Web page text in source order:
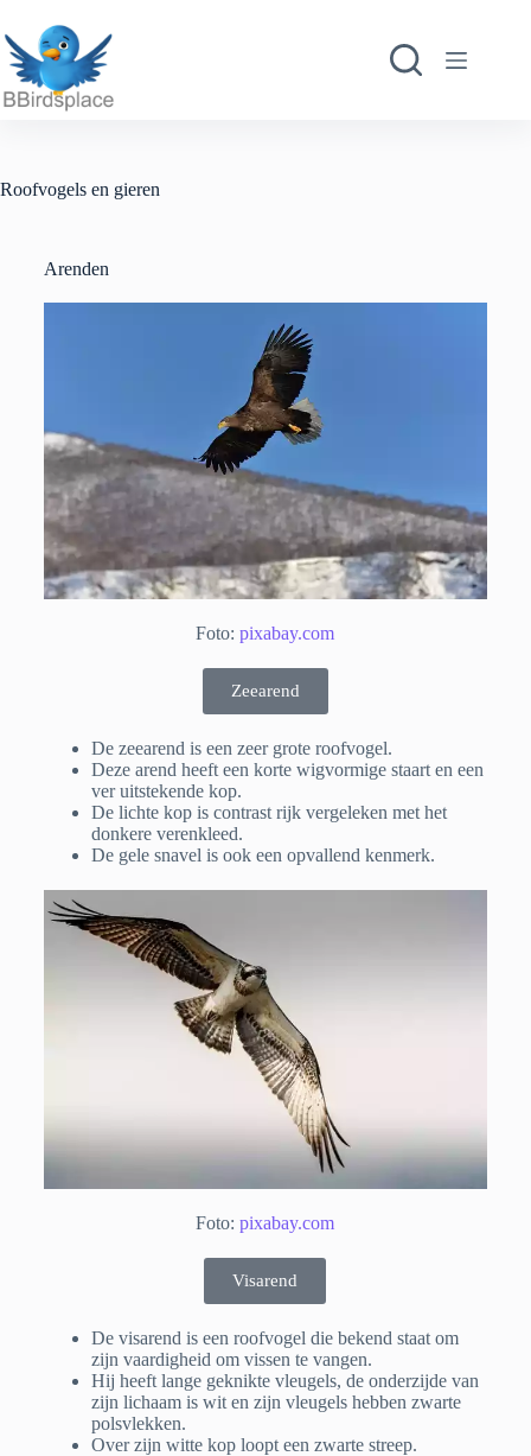
Roofvogels en gieren
Arenden
Foto:pixabay.com
Zeearend
De zeearend is een zeer grote roofvogel.
Deze arend heeft een korte wigvormige staart en een
ver uitstekende kop.
De lichte kop is contrast rijk vergeleken met het
donkere verenkleed.
De gele snavel is ook een opvallend kenmerk.
Foto:pixabay.com
Visarend
De visarend is een roofvogel die bekend staat om
zijn vaardigheid om vissen te vangen.
Hij heeft lange geknikte vleugels, de onderzijde van
zijn lichaam is wit en zijn vleugels hebben zwarte
polsvlekken.
Over zijn witte kop loopt een zwarte streep.